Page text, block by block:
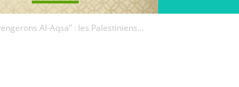
Al-Aqsa” : les Palestiniens...